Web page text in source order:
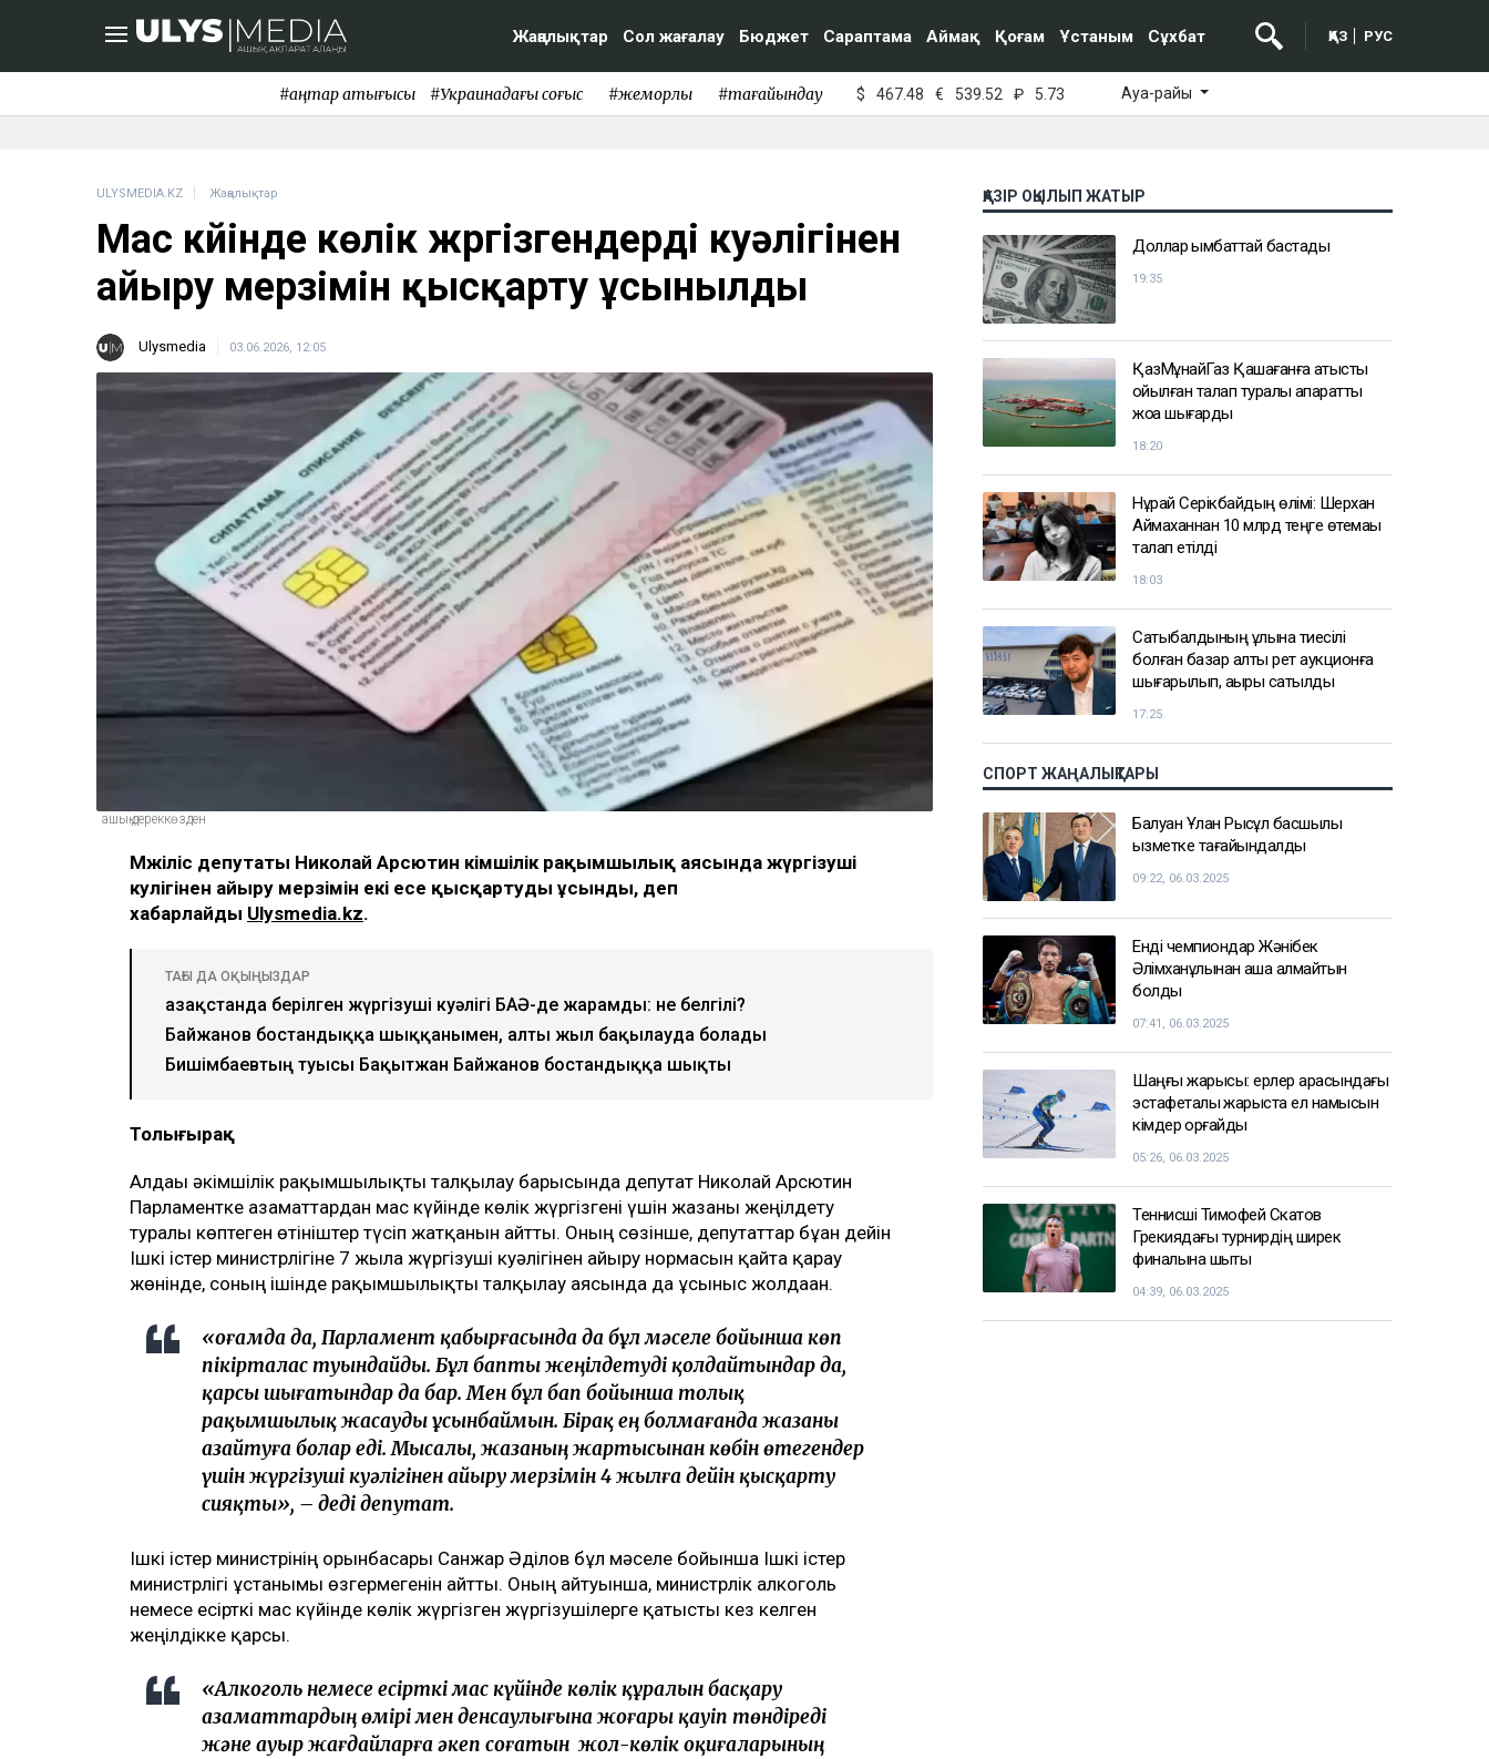
Жаңалықтар Сол жағалау Бюджет Сараптама Аймақ Қоғам Ұстаным Сұхбат ҚАЗ РУС
#қаңтар қақтығысы #Украинадағы соғыс #жемқорлық #тағайындау $ 467.48 € 539.52 ₽ 5.73 Ауа-райы
ULYSMEDIA.KZ Жаңалықтар
Мас күйінде көлік жүргізгендерді куәлігінен
айыру мерзімін қысқарту ұсынылды
Ulysmedia 03.06.2026, 12:05
ашық дереккөзден
Мәжіліс депутаты Николай Арсютин әкімшілік рақымшылық аясында жүргізуші
куәлігінен айыру мерзімін екі есе қысқартуды ұсынды, деп
хабарлайды Ulysmedia.kz.
ТАҒЫ ДА ОҚЫҢЫЗДАР
Қазақстанда берілген жүргізуші куәлігі БАӘ-де жарамды: не белгілі?
Байжанов бостандыққа шыққанымен, алты жыл бақылауда болады
Бишімбаевтың туысы Бақытжан Байжанов бостандыққа шықты
Толығырақ
Алдағы әкімшілік рақымшылықты талқылау барысында депутат Николай Арсютин
Парламентке азаматтардан мас күйінде көлік жүргізгені үшін жазаны жеңілдету
туралы көптеген өтініштер түсіп жатқанын айтты. Оның сөзінше, депутаттар бұған дейін
Ішкі істер министрлігіне 7 жылға жүргізуші куәлігінен айыру нормасын қайта қарау
жөнінде, соның ішінде рақымшылықты талқылау аясында да ұсыныс жолдаған.
«Қоғамда да, Парламент қабырғасында да бұл мәселе бойынша көп
пікірталас туындайды. Бұл бапты жеңілдетуді қолдайтындар да,
қарсы шығатындар да бар. Мен бұл бап бойынша толық
рақымшылық жасауды ұсынбаймын. Бірақ ең болмағанда жазаны
азайтуға болар еді. Мысалы, жазаның жартысынан көбін өтегендер
үшін жүргізуші куәлігінен айыру мерзімін 4 жылға дейін қысқарту
сияқты», – деді депутат.
Ішкі істер министрінің орынбасары Санжар Әділов бұл мәселе бойынша Ішкі істер
министрлігі ұстанымы өзгермегенін айтты. Оның айтуынша, министрлік алкоголь
немесе есірткі мас күйінде көлік жүргізген жүргізушілерге қатысты кез келген
жеңілдікке қарсы.
«Алкоголь немесе есірткі мас күйінде көлік құралын басқару
азаматтардың өмірі мен денсаулығына жоғары қауіп төндіреді
және ауыр жағдайларға әкеп соғатын жол-көлік оқиғаларының
ҚАЗІР ОҚЫЛЫП ЖАТЫР
Доллар қымбаттай бастады
19:35
ҚазМұнайГаз Қашағанға қатысты
қойылған талап туралы ақпаратты
жоққа шығарды
18:20
Нұрай Серікбайдың өлімі: Шерхан
Аймаханнан 10 млрд теңге өтемақы
талап етілді
18:03
Сатыбалдының ұлына тиесілі
болған базар алты рет аукционға
шығарылып, ақыры сатылды
17:25
СПОРТ ЖАҢАЛЫҚТАРЫ
Балуан Ұлан Рысқұл басшылық
қызметке тағайындалды
09:22, 06.03.2025
Енді чемпиондар Жәнібек
Әлімханұлынан қаша алмайтын
болды
07:41, 06.03.2025
Шаңғы жарысы: ерлер арасындағы
эстафеталық жарыста ел намысын
кімдер қорғайды
05:26, 06.03.2025
Теннисші Тимофей Скатов
Грекиядағы турнирдің ширек
финалына шықты
04:39, 06.03.2025